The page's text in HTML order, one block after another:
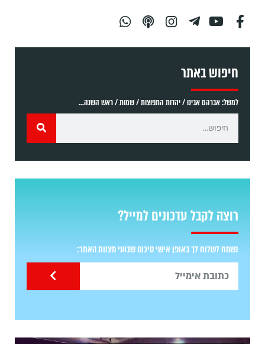
חיפוש באתר
למשל: אברהם אבינו / יהדות התפוצות / שמות / ראש השנה...
רוצה לקבל עדכונים למייל?
נשמח לשלוח לך באופן אישי סיכום שבועי מצוות האתר: